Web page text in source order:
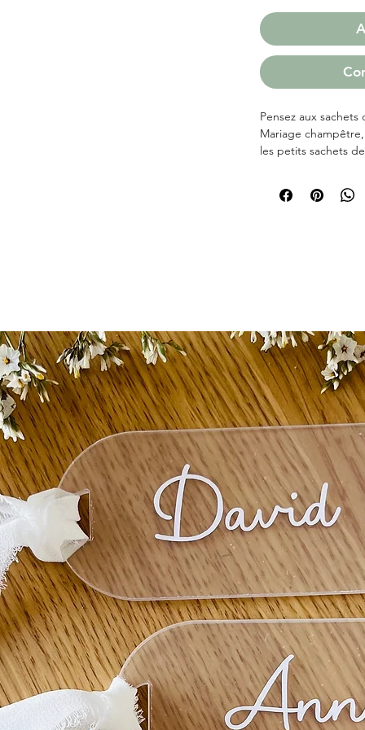
Pensez aux
Mariage
les petits sachets
Personnalisés avec
mariage, ils seront
● Phrase : On
● Type de graine :
● Dimensions du
Les sachets de
commander le
vous avez besoin.
garder en souvenir
Je vous assure une
France et Europe.
Si vous ne
GRAINE, vous
vous pourrez y